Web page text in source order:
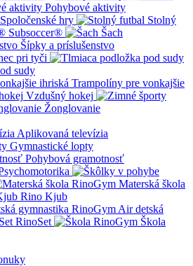
Pohybové aktivity
Spoločenské hry
Stolný
Subsoccer®
Šach
Šípky a príslušenstvo
pri tyči
sudy
Trampolíny pre vonkajšie
Vzdušný hokej
Žonglovanie
Aplikovaná televízia
Gymnastické lopty
Pohybová gramotnosť
Materská škola
Rino Kjub
RinoGym Air detská
RinoSet
Škola